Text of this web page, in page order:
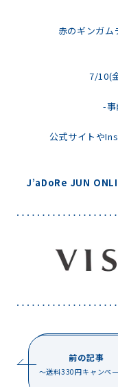
赤のギンガ
7/10(
-事
公式サイトや
J’aDoRe JUN
前の記事
〜送料330円キャンペ